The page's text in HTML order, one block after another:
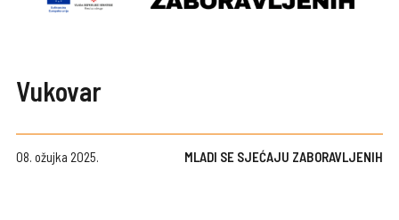
Vukovar
08. ožujka 2025. MLADI SE SJEĆAJU ZABORAVLJENIH